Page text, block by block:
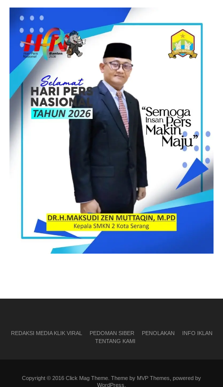
REDAKSI MEDIA KLIK VIRAL PEDOMAN SIBER PENOLAKAN
INFO IKLAN
TENTANG KAMI
Copyright © 2016 Click Mag Theme. Theme by MVP Themes, powered by
WordPress.